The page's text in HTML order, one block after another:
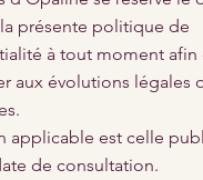
présente politique de
à tout moment afin
aux évolutions légales
applicable est celle
de consultation.